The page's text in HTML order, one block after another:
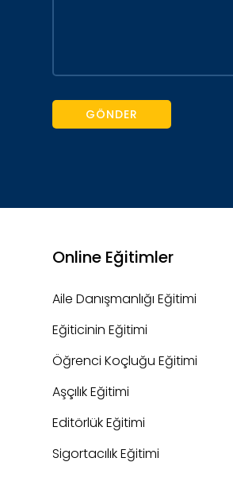
GÖNDER
Online Eğitimler
Aile Danışmanlığı Eğitimi
Eğiticinin Eğitimi
Öğrenci Koçluğu Eğitimi
Aşçılık Eğitimi
Editörlük Eğitimi
Sigortacılık Eğitimi